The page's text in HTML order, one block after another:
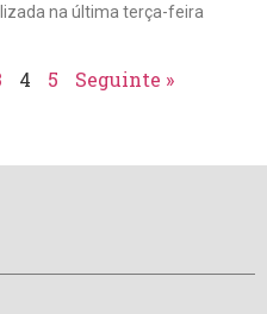
na última terça-feira
4 5 Seguinte »